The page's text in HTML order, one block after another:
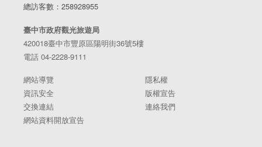
總訪客數：258928955
臺中市政府觀光旅遊局
420018臺中市豐原區陽明街36號5樓
電話 04-2228-9111
網站導覽
隱私權
資訊安全
版權宣告
交換連結
連絡我們
網站資料開放宣告